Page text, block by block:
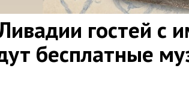
гостей с
бесплатные